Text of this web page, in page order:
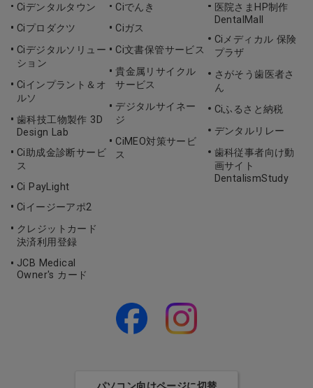
Ciデンタルタウン
Ciプロダクツ
Ciデジタルソリュー
ション
Ciインプラント＆オ
ルソ
歯科技工物製作 3D
Design Lab
Ci助成金診断サービ
ス
Ci PayLight
Ciイージーアポ2
クレジットカード
決済利用登録
JCB Medical
Owner's カード
Ciでんき
Ciガス
Ci文書保管サービス
貴金属リサイクル
サービス
デジタルサイネー
ジ
CiMEO対策サービ
ス
医院さまHP制作
DentalMall
Ciメディカル 保険
プラザ
さがそう歯医者さ
ん
Ciふるさと納税
デンタルリレー
歯科従事者向け動
画サイト
DentalismStudy
パソコン向けページに切替